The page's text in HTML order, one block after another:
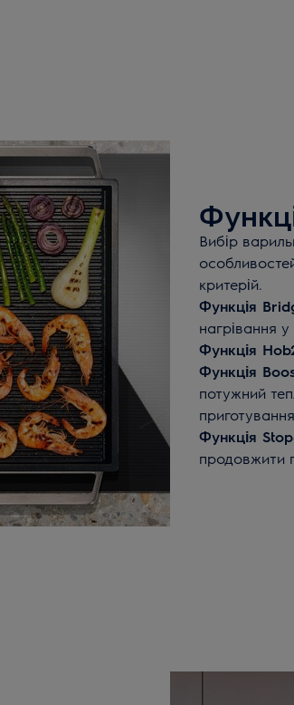
Вибір
критерій.
Функція
нагрівання
Функція
Функція
потужний
Функція
продовжити